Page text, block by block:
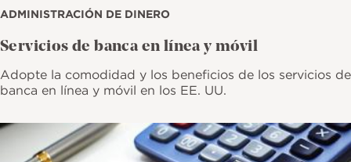
ADMINISTRACIÓN DE DINERO
Servicios de banca en línea y móvil
Adopte la comodidad y los beneficios de los servicios de
banca en línea y móvil en los EE. UU.
Imagen